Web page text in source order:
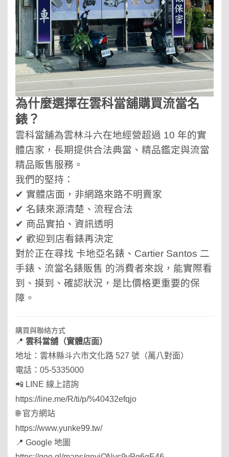
為什麼選擇在雲科當舖購買流當名
錶？
雲科當舖為雲林斗六在地經營超過 10 年的實
體店家，長期提供合法典當、精品鑑定與流當
精品販售服務。
我們的堅持：
✔ 實體店面，非網路來路不明賣家
✔ 名錶來源清楚、流程合法
✔ 商品實拍、資訊透明
✔ 歡迎到店看錶再決定
對於正在尋找 卡地亞名錶、Cartier Santos 二
手錶、流當名錶販售 的消費者來說，能實際看
到、摸到、確認狀況，是比價格更重要的保
障。
購買與聯絡方式
📍 雲科當舖（實體店面）
地址：雲林縣斗六市文化路 527 號（萬八對面）
電話：05-5335000
📲 LINE 線上諮詢
https://line.me/R/ti/p/%40432efqjo
🌐 官方網站
https://www.yunke99.tw/
📍 Google 地圖